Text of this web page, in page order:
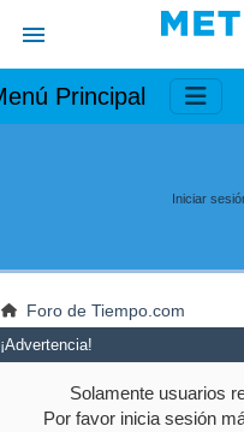
Principal
Iniciar
Foro de Tiempo.com
¡Advertencia!
Solamente usuarios
Por favor inicia sesión